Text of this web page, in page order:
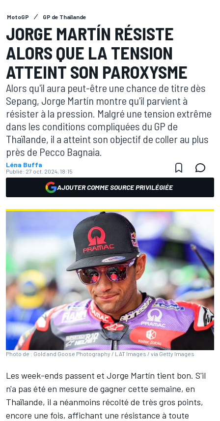
MotoGP GP de Thaïlande
JORGE MARTÍN RÉSISTE
ALORS QUE LA TENSION
ATTEINT SON PAROXYSME
Alors qu'il aura peut-être une chance de titre dès
Sepang, Jorge Martín montre qu'il parvient à
résister à la pression. Malgré une tension extrême
dans les conditions compliquées du GP de
Thaïlande, il a atteint son objectif de coller au plus
près de Pecco Bagnaia.
Léna Buffa
Publié: 27 oct. 2024, 18:15
AJOUTER COMME SOURCE PRIVILÉGIÉE
Photo de : Gold and Goose Photography / LAT Images / via Getty Images
Les week-ends passent et Jorge Martín tient bon. S'il
n'a pas été en mesure de gagner cette semaine, en
Thaïlande, il a néanmoins récolté de très gros points,
encore une fois, affichant une résistance à toute